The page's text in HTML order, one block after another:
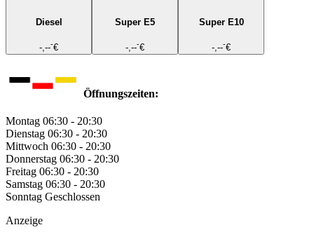
Diesel
-,---€
Super E5
-,---€
Super E10
-,---€
Öffnungszeiten:
Montag 06:30 - 20:30
Dienstag 06:30 - 20:30
Mittwoch 06:30 - 20:30
Donnerstag 06:30 - 20:30
Freitag 06:30 - 20:30
Samstag 06:30 - 20:30
Sonntag Geschlossen
Anzeige